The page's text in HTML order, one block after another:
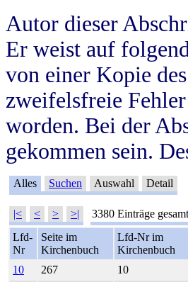
Autor dieser
Er weist auf
von einer Kopie
zweifelsfreie
worden. Bei der
gekommen sein.
Alles Suchen Auswahl Detail
|< < > >| 3380 Einträge
Lfd-
Nr
Seite im
Kirchenbuch
Lfd-Nr im
Kirchenbuch
10
267 10